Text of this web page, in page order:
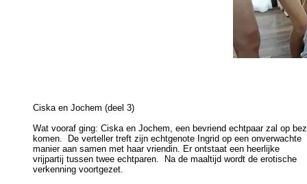
Ciska en Jochem (deel 3)
Wat vooraf ging: Ciska en Jochem, een bevriend echtpaar zal op
komen.  De verteller treft zijn echtgenote Ingrid op een onverwachte
manier aan samen met haar vriendin. Er ontstaat een heerlijke
vrijpartij tussen twee echtparen.  Na de maaltijd wordt de erotische
verkenning voortgezet.